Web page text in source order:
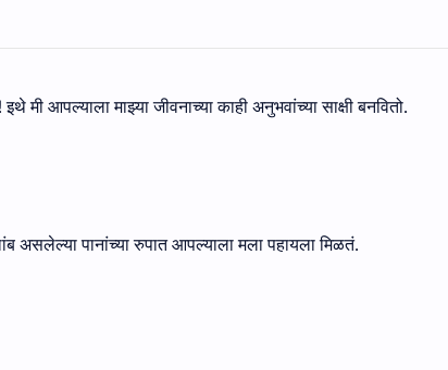
आपल्याला माझ्या जीवनाच्या काही अनुभवांच्या साक्षी बनवितो.
असलेल्या पानांच्या रुपात आपल्याला मला पहायला मिळतं.